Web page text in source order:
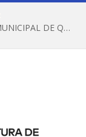
REGULAMENTO DO X CONCURSO INTERMUNICIPAL DE QUADRILHAS JUNINAS – 2026 – ARRAIÁ DA VENEZA